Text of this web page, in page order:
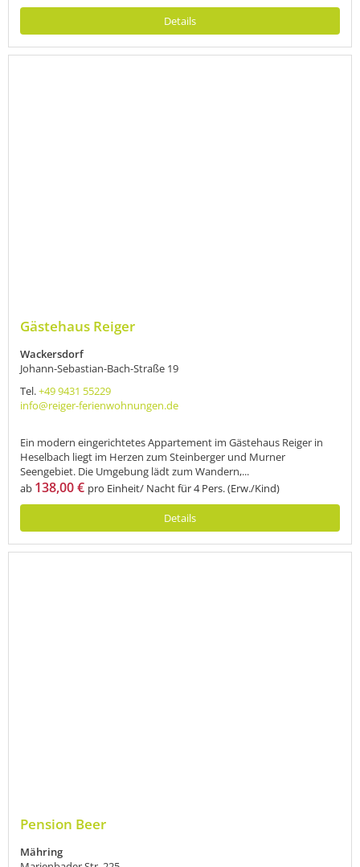
Details
Gästehaus Reiger
Wackersdorf
Johann-Sebastian-Bach-Straße 19
Tel.+49 9431 55229
info@reiger-ferienwohnungen.de
Ein modern eingerichtetes Appartement im Gästehaus Reiger in
Heselbach liegt im Herzen zum Steinberger und Murner
Seengebiet. Die Umgebung lädt zum Wandern,...
ab 138,00 € pro Einheit/ Nacht für 4 Pers. (Erw./Kind)
Details
Pension Beer
Mähring